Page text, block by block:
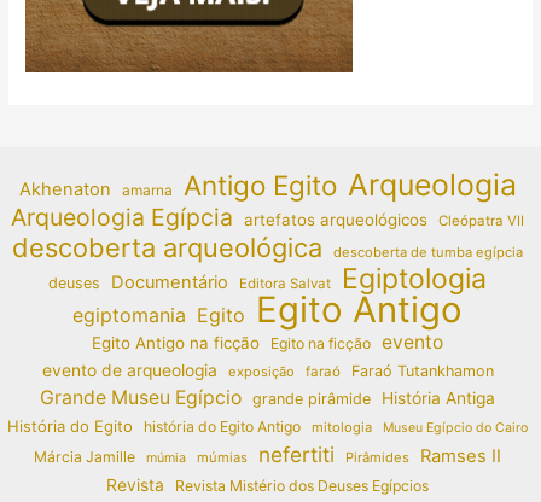
Akhenaton amarna Antigo Egito Arqueologia
Arqueologia Egípcia artefatos arqueológicos Cleópatra VII
descoberta arqueológica descoberta de tumba egípcia
deuses Documentário Editora Salvat Egiptologia
egiptomania Egito Egito Antigo
Egito Antigo na ficção Egito na ficção evento
evento de arqueologia exposição faraó Faraó Tutankhamon
Grande Museu Egípcio grande pirâmide
História Antiga
História do Egito
história do Egito Antigo mitologia Museu Egípcio do Cairo
Márcia Jamille múmia múmias nefertiti Pirâmides Ramses II
Revista
Revista Mistério dos Deuses Egípcios